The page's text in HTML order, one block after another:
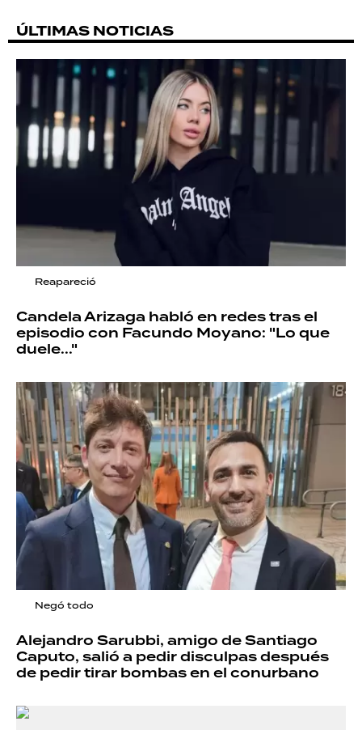
ÚLTIMAS NOTICIAS
Reapareció
Candela Arizaga habló en redes tras el
episodio con Facundo Moyano: "Lo que
duele..."
Negó todo
Alejandro Sarubbi, amigo de Santiago
Caputo, salió a pedir disculpas después
de pedir tirar bombas en el conurbano